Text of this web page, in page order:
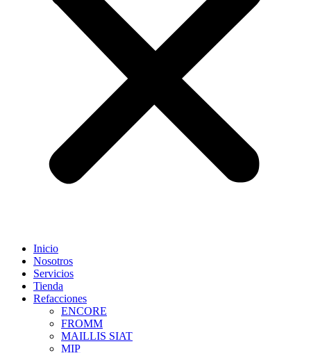
Inicio
Nosotros
Servicios
Tienda
Refacciones
ENCORE
FROMM
MAILLIS SIAT
MIP